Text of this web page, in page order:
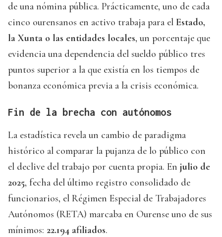
de una nómina pública. Prácticamente, uno de cada
cinco ourensanos en activo trabaja para el Estado,
la Xunta o las entidades locales, un porcentaje que
evidencia una dependencia del sueldo público tres
puntos superior a la que existía en los tiempos de
bonanza económica previa a la crisis económica.
Fin de la brecha con autónomos
La estadística revela un cambio de paradigma
histórico al comparar la pujanza de lo público con
el declive del trabajo por cuenta propia. En julio de
2025, fecha del último registro consolidado de
funcionarios, el Régimen Especial de Trabajadores
Autónomos (RETA) marcaba en Ourense uno de sus
mínimos: 22.194 afiliados.